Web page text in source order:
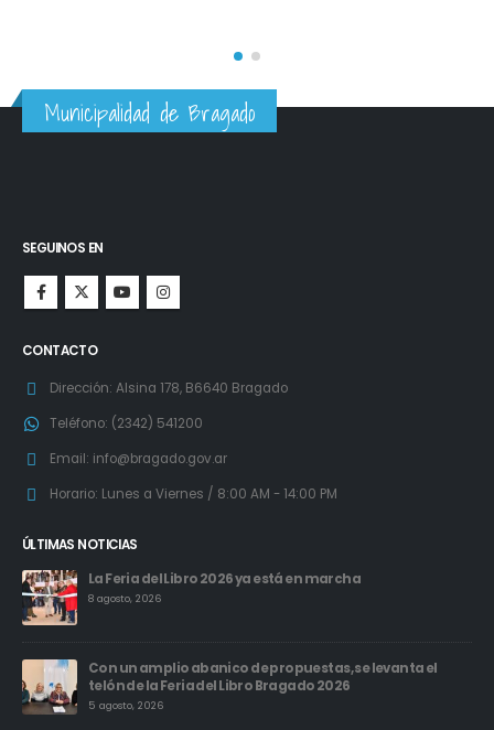
Municipalidad de Bragado
SEGUINOS EN
CONTACTO
Dirección: Alsina 178, B6640 Bragado
Teléfono: (2342) 541200
Email: info@bragado.gov.ar
Horario: Lunes a Viernes / 8:00 AM - 14:00 PM
ÚLTIMAS NOTICIAS
La Feria del Libro 2026 ya está en marcha
8 agosto, 2026
Con un amplio abanico de propuestas, se levanta el
telón de la Feria del Libro Bragado 2026
5 agosto, 2026